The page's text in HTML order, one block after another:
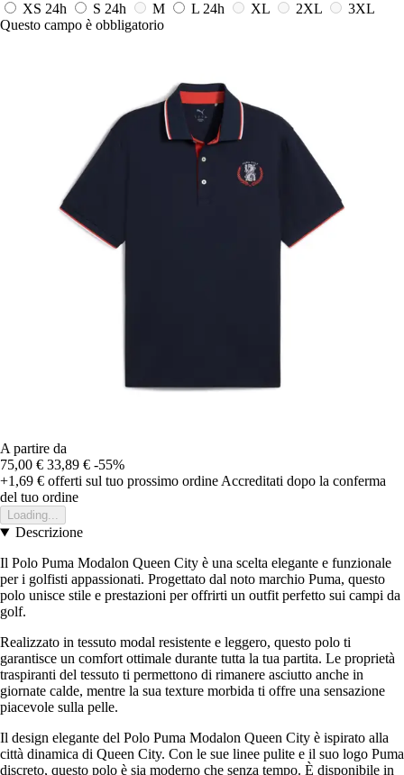
XS 24h S 24h M L 24h XL 2XL
3XL
Questo campo è obbligatorio
A partire da
75,00 € 33,89 € -55%
+1,69 € offerti sul tuo prossimo ordine Accreditati dopo la conferma
del tuo ordine
Loading...
Descrizione
Il Polo Puma Modalon Queen City è una scelta elegante e funzionale
per i golfisti appassionati. Progettato dal noto marchio Puma, questo
polo unisce stile e prestazioni per offrirti un outfit perfetto sui campi da
golf.
Realizzato in tessuto modal resistente e leggero, questo polo ti
garantisce un comfort ottimale durante tutta la tua partita. Le proprietà
traspiranti del tessuto ti permettono di rimanere asciutto anche in
giornate calde, mentre la sua texture morbida ti offre una sensazione
piacevole sulla pelle.
Il design elegante del Polo Puma Modalon Queen City è ispirato alla
città dinamica di Queen City. Con le sue linee pulite e il suo logo Puma
discreto, questo polo è sia moderno che senza tempo. È disponibile in